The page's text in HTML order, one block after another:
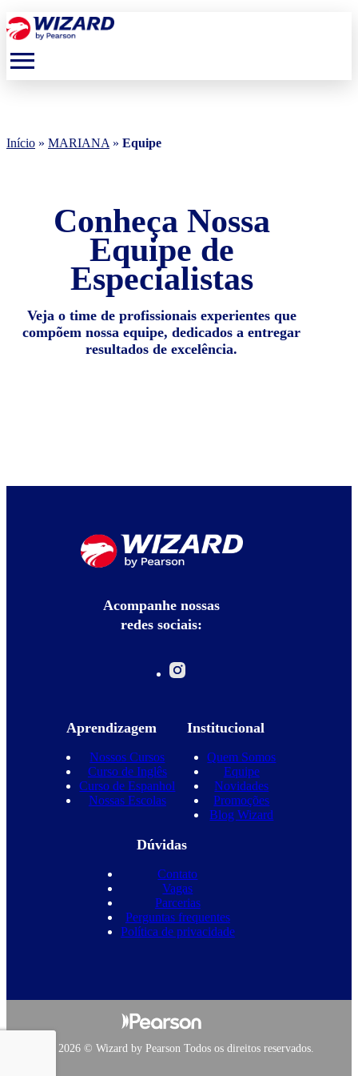
menu
Início » MARIANA » Equipe
Conheça Nossa
Equipe de
Especialistas
Veja o time de profissionais experientes que
compõem nossa equipe, dedicados a entregar
resultados de excelência.
Acompanhe nossas
redes sociais:
Aprendizagem
Nossos Cursos
Curso de Inglês
Curso de Espanhol
Nossas Escolas
Institucional
Quem Somos
Equipe
Novidades
Promoções
Blog Wizard
Dúvidas
Contato
Vagas
Parcerias
Perguntas frequentes
Política de privacidade
Copyright 2026 © Wizard by Pearson Todos os direitos reservados.